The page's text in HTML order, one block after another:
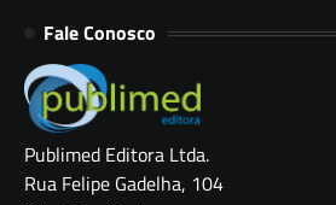
Fale Conosco
Publimed Editora Ltda.
Rua Felipe Gadelha, 104